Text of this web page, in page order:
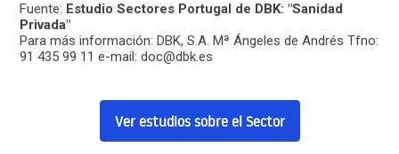
Fuente: Estudio Sectores Portugal de DBK: "Sanidad
Privada"
Para más información: DBK, S.A. Mª Ángeles de Andrés Tfno:
91 435 99 11 e-mail: doc@dbk.es
Ver estudios sobre el Sector